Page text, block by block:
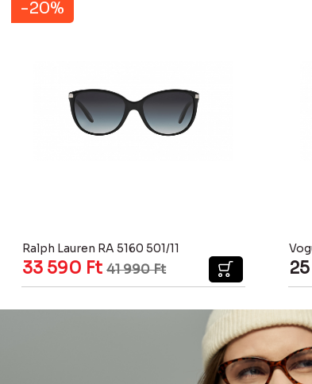
-20%
Ralph Lauren RA 5160 501/11
33 590 Ft 41 990Ft